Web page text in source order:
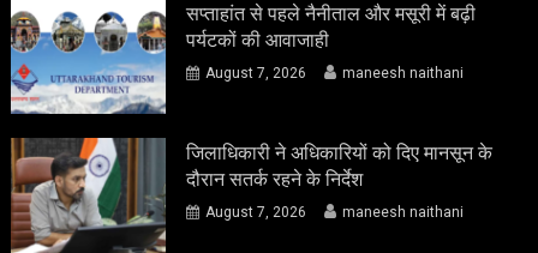
सप्ताहांत से पहले नैनीताल और मसूरी में बढ़ी
पर्यटकों की आवाजाही
August 7, 2026 maneesh naithani
जिलाधिकारी ने अधिकारियों को दिए मानसून के
दौरान सतर्क रहने के निर्देश
August 7, 2026 maneesh naithani